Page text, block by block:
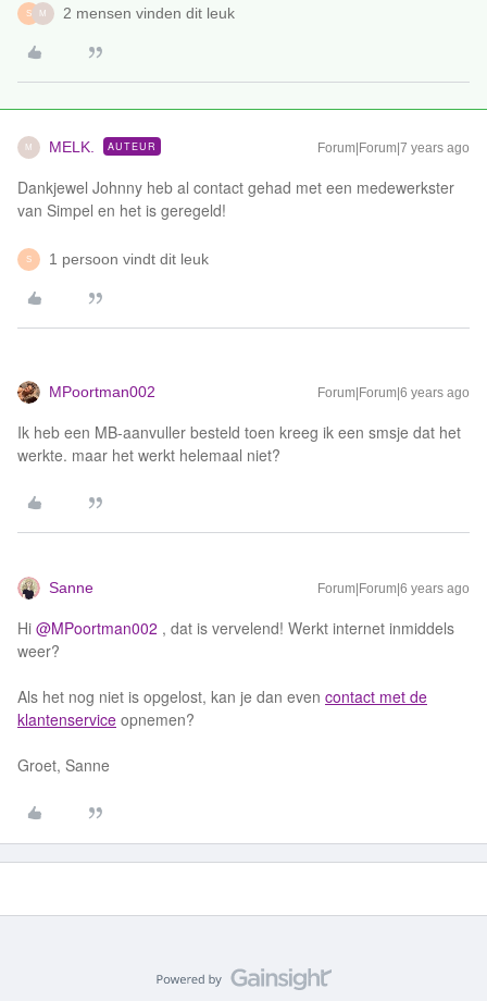
S M 2 mensen vinden dit leuk
M MELK. AUTEUR Forum|Forum|7 years ago
Dankjewel Johnny heb al contact gehad met een medewerkster
van Simpel en het is geregeld!
S 1 persoon vindt dit leuk
MPoortman002 Forum|Forum|6 years ago
Ik heb een MB-aanvuller besteld toen kreeg ik een smsje dat het
werkte. maar het werkt helemaal niet?
Sanne Forum|Forum|6 years ago
Hi @MPoortman002 , dat is vervelend! Werkt internet inmiddels
weer?
Als het nog niet is opgelost, kan je dan even contact met de
klantenservice opnemen?
Groet, Sanne